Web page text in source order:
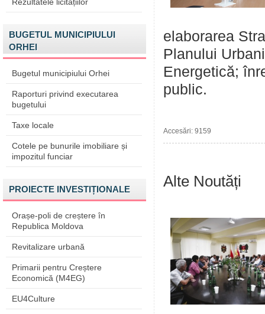
BUGETUL MUNICIPIULUI
ORHEI
Bugetul municipiului Orhei
Raporturi privind executarea
bugetului
Taxe locale
Cotele pe bunurile imobiliare și
impozitul funciar
PROIECTE INVESTIȚIONALE
Orașe-poli de creștere în
Republica Moldova
Revitalizare urbană
Primarii pentru Creștere
Economică (M4EG)
EU4Culture
elaborarea
Planului
Energetică;
public.
Accesări: 9159
Alte Noutăți